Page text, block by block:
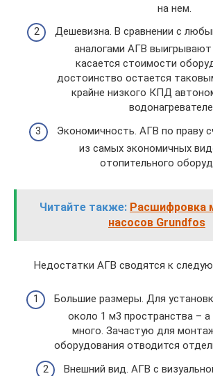
на нем.
Дешевизна. В сравнении с
аналогами АГВ
касается стоимости
достоинство остается
крайне низкого КПД
Экономичность. АГВ по праву
из самых экономичных
отопительного
Читайте также: Расшифровка
насосов Grundfos
Недостатки АГВ сводятся к
Большие размеры. Для
около 1 м3 пространства –
много. Зачастую для
оборудования отводится
Внешний вид. АГВ с